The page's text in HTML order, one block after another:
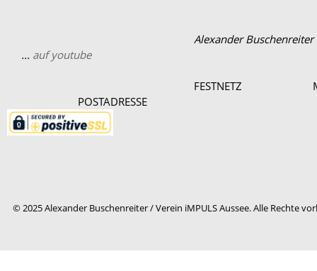
Alexander
... auf youtube
FESTNETZ
© 2025 Alexander Buschenreiter / Verein iMPULS Aussee. Alle Rechte